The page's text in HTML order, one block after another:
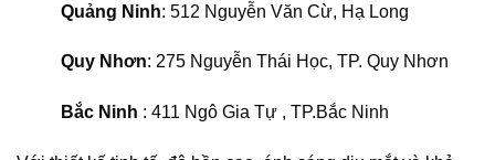
Quảng Ninh: 512 Nguyễn Văn Cừ, Hạ Long
Quy Nhơn: 275 Nguyễn Thái Học, TP. Quy Nhơn
Bắc Ninh : 411 Ngô Gia Tự , TP.Bắc Ninh